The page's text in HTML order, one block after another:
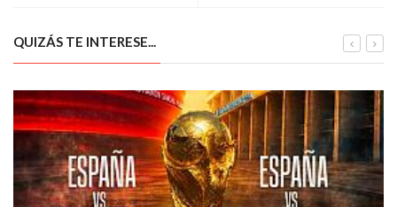
violencia contra su expareja
QUIZÁS TE INTERESE...